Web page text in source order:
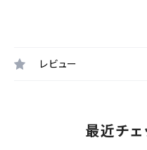
レビュー
最近チ